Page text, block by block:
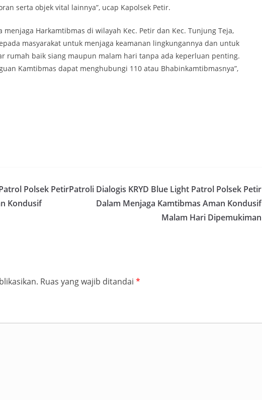
serta objek vital lainnya”, ucap Kapolsek Petir.
menjaga Harkamtibmas di wilayah Kec. Petir dan Kec. Tunjung Teja,
masyarakat untuk menjaga keamanan lingkungannya dan untuk
rumah baik siang maupun malam hari tanpa ada keperluan penting.
Kamtibmas dapat menghubungi 110 atau Bhabinkamtibmasnya”,
Polsek Petir
Kondusif
Patroli Dialogis KRYD Blue Light Patrol Polsek Petir
Dalam Menjaga Kamtibmas Aman Kondusif
Malam Hari Dipemukiman
Ruas yang wajib ditandai *